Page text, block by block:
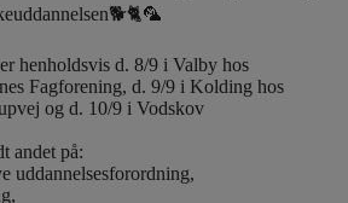
henholdsvis d. 8/9 i Valby hos
Fagforening, d. 9/9 i Kolding hos
og d. 10/9 i Vodskov
andet på:
uddannelsesforordning,